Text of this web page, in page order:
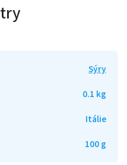
Sýry
0.1 kg
Itálie
100 g